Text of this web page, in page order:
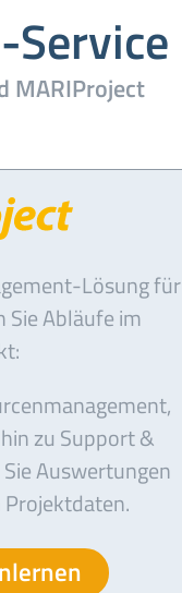
MARIProject
Lösung für
Sie Abläufe im
zu Support &
Auswertungen